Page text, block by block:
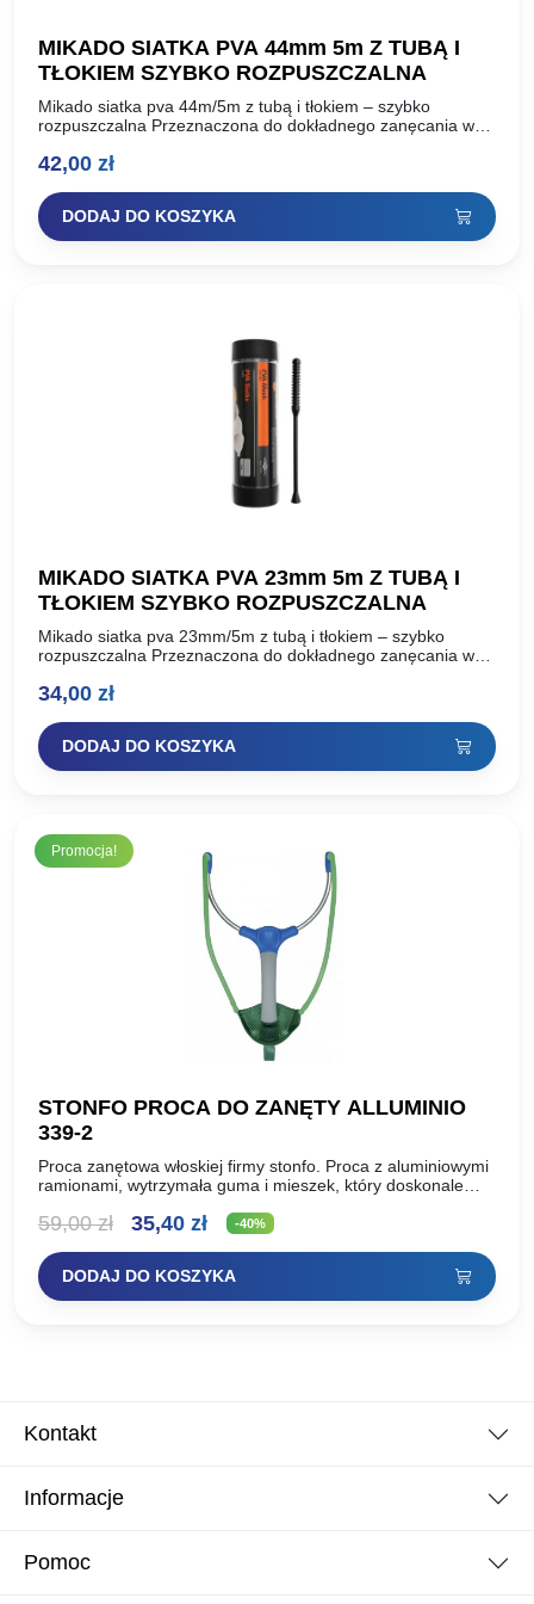
MIKADO SIATKA PVA 44mm 5m Z TUBĄ I
TŁOKIEM SZYBKO ROZPUSZCZALNA
Mikado siatka pva 44m/5m z tubą i tłokiem – szybko
rozpuszczalna Przeznaczona do dokładnego zanęcania w
kulki proteinowe,…
42,00 zł
DODAJ DO KOSZYKA
MIKADO SIATKA PVA 23mm 5m Z TUBĄ I
TŁOKIEM SZYBKO ROZPUSZCZALNA
Mikado siatka pva 23mm/5m z tubą i tłokiem – szybko
rozpuszczalna Przeznaczona do dokładnego zanęcania w
kulki proteinowe,…
34,00 zł
DODAJ DO KOSZYKA
Promocja!
STONFO PROCA DO ZANĘTY ALLUMINIO
339-2
Proca zanętowa włoskiej firmy stonfo. Proca z aluminiowymi
ramionami, wytrzymała guma i mieszek, który doskonale
model alluminio…
59,00zł
Pierwotna
cena
wynosiła:
35,40 złAktualna
cena
wynosi:
-40%
DODAJ DO KOSZYKA
Kontakt
Informacje
Pomoc